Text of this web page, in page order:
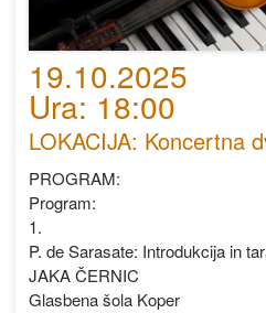
19.10.2025
Ura: 18:00
LOKACIJA: Koncertna
PROGRAM:
Program:
1.
P. de Sarasate: Introdukcija in
JAKA ČERNIC
Glasbena šola Koper